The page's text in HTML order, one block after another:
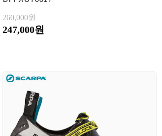
260,000원
247,000원